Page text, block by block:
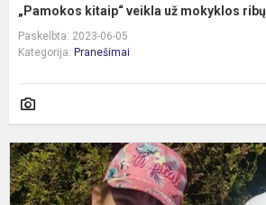
„Pamokos kitaip“ veikla už mokyklos ribų
Paskelbta: 2023-06-05
Kategorija: Pranešimai